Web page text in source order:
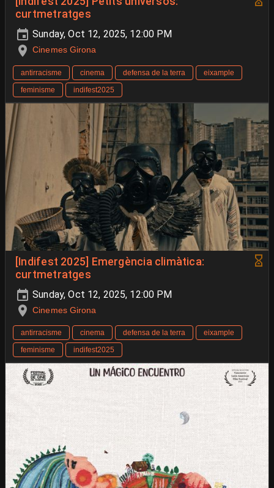
curtmetratges
Sunday, Oct 12, 2025, 12:00 PM
Cinemes Girona
antirracisme cinema defensa de la terra
eixample
feminisme
indifest2025
[Indifest 2025] Emergència climàtica:
curtmetratges
Sunday, Oct 12, 2025, 12:00 PM
Cinemes Girona
antirracisme cinema defensa de la terra
eixample
feminisme
indifest2025